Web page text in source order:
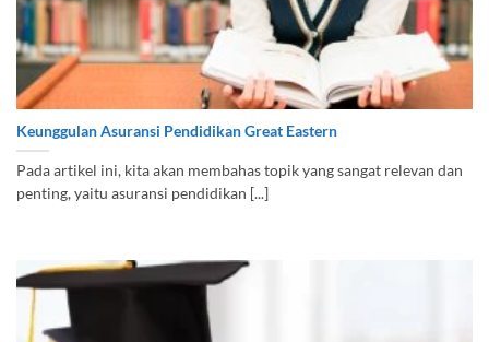
Keunggulan Asuransi Pendidikan Great Eastern
Pada artikel ini, kita akan membahas topik yang sangat relevan dan
penting, yaitu asuransi pendidikan [...]